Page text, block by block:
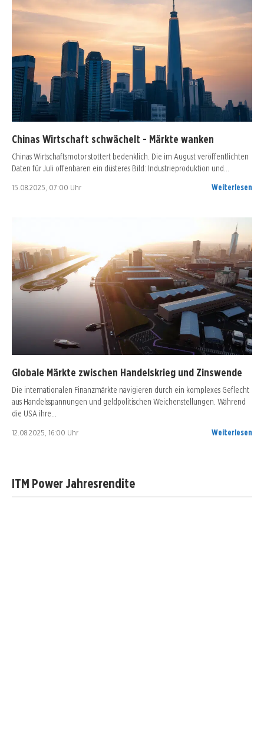
Chinas Wirtschaft schwächelt - Märkte wanken
Chinas Wirtschaftsmotor stottert bedenklich. Die im August veröffentlichten
Daten für Juli offenbaren ein düsteres Bild: Industrieproduktion und…
15.08.2025, 07:00 Uhr Weiterlesen
Globale Märkte zwischen Handelskrieg und Zinswende
Die internationalen Finanzmärkte navigieren durch ein komplexes Geflecht
aus Handelsspannungen und geldpolitischen Weichenstellungen. Während
die USA ihre…
12.08.2025, 16:00 Uhr Weiterlesen
ITM Power Jahresrendite